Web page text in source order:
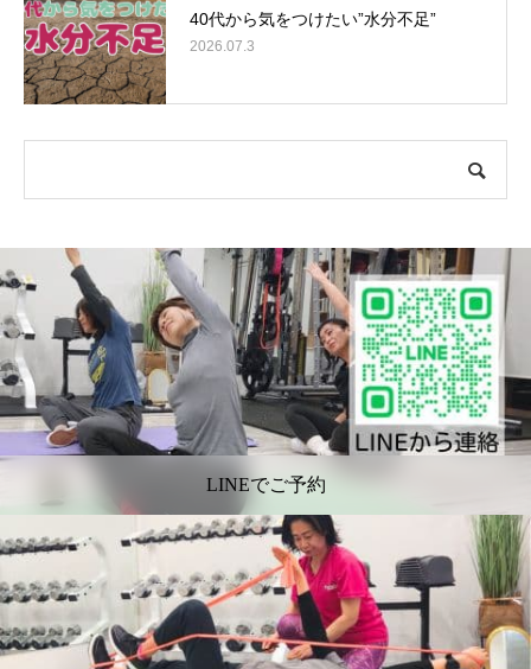
40代から気をつけたい”水分不足”
2026.07.3
LINEでご予約